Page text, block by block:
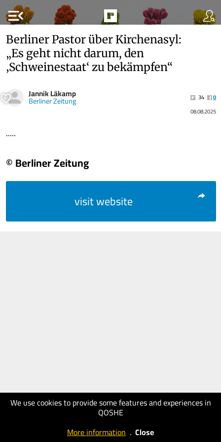
menu_open
We use cookies to provide some features and experiences in
QOSHE
More information . Close
Berliner Pastor über Kirchenasyl:
„Es geht nicht darum, den
‚Schweinestaat‘ zu bekämpfen“
Jannik Läkamp
Berliner Zeitung 34
0
08.08.2025
.....
© Berliner Zeitung
visit website